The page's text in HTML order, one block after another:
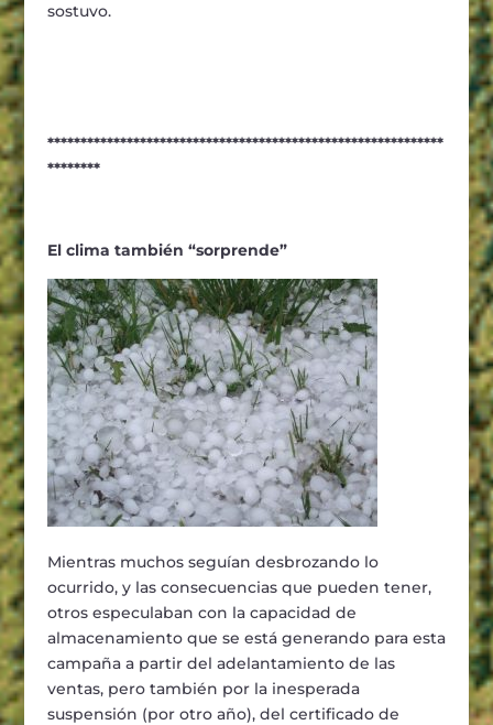
sostuvo.
************************************************************
********
El clima también “sorprende”
Mientras muchos seguían desbrozando lo
ocurrido, y las consecuencias que pueden tener,
otros especulaban con la capacidad de
almacenamiento que se está generando para esta
campaña a partir del adelantamiento de las
ventas, pero también por la inesperada
suspensión (por otro año), del certificado de